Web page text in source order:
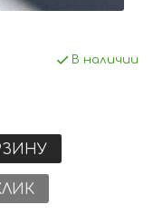
В наличии